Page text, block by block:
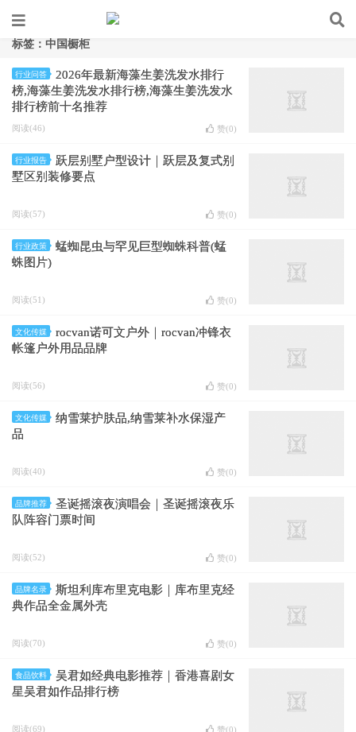
标签：中国橱柜
行业问答
2026年最新海藻生姜洗发水排行
榜,海藻生姜洗发水排行榜,海藻生姜洗发水
排行榜前十名推荐
阅读(46) 赞(0)
行业报告
跃层别墅户型设计｜跃层及复式别
墅区别装修要点
阅读(57) 赞(0)
行业政策
蜢蜘昆虫与罕见巨型蜘蛛科普(蜢
蛛图片)
阅读(51) 赞(0)
文化传媒
rocvan诺可文户外｜rocvan冲锋衣
帐篷户外用品品牌
阅读(56) 赞(0)
文化传媒
纳雪莱护肤品,纳雪莱补水保湿产
品
阅读(40) 赞(0)
品牌推荐
圣诞摇滚夜演唱会｜圣诞摇滚夜乐
队阵容门票时间
阅读(52) 赞(0)
品牌名录
斯坦利库布里克电影｜库布里克经
典作品全金属外壳
阅读(70) 赞(0)
食品饮料
吴君如经典电影推荐｜香港喜剧女
星吴君如作品排行榜
阅读(69) 赞(0)